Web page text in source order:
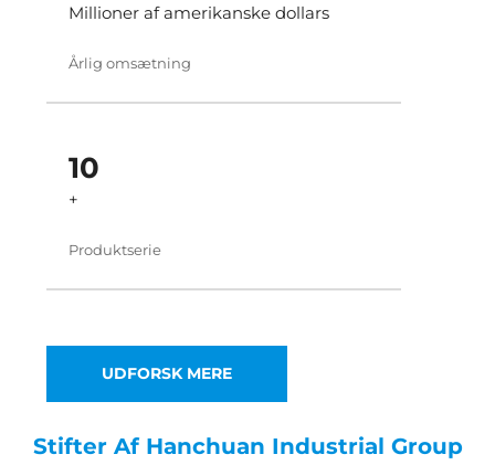
Millioner af amerikanske dollars
Årlig omsætning
10
+
Produktserie
UDFORSK MERE
Stifter Af Hanchuan Industrial Group